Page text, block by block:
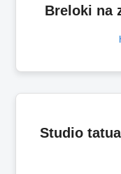
Breloki na
Studio